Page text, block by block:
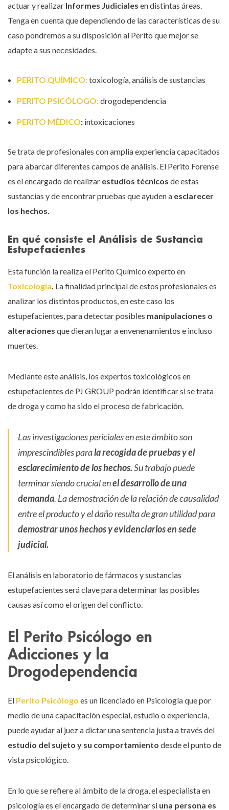
actuar y realizar Informes Judiciales en distintas áreas.
Tenga en cuenta que dependiendo de las características de su
caso pondremos a su disposición al Perito que mejor se
adapte a sus necesidades.
PERITO QUÍMICO:toxicología, análisis de sustancias
PERITO PSICÓLOGO:drogodependencia
PERITO MÉDICO: intoxicaciones
Se trata de profesionales con amplia experiencia capacitados
para abarcar diferentes campos de análisis. El Perito Forense
es el encargado de realizar estudios técnicos de estas
sustancias y de encontrar pruebas que ayuden a esclarecer
los hechos.
En qué consiste el Análisis de Sustancia
Estupefacientes
Esta función la realiza el Perito Químico experto en
Toxicología. La finalidad principal de estos profesionales es
analizar los distintos productos, en este caso los
estupefacientes, para detectar posibles manipulaciones o
alteraciones que dieran lugar a envenenamientos e incluso
muertes.
Mediante este análisis, los expertos toxicológicos en
estupefacientes de PJ GROUP podrán identificar si se trata
de droga y como ha sido el proceso de fabricación.
Las investigaciones periciales en este ámbito son
imprescindibles parala recogida de pruebas y el
esclarecimiento de los hechos.Su trabajo puede
terminar siendo crucial enel desarrollo de una
demanda. La demostración de la relación de causalidad
entre el producto y el daño resulta de gran utilidad para
demostrar unos hechos y evidenciarlos en sede
judicial.
El análisis en laboratorio de fármacos y sustancias
estupefacientes será clave para determinar las posibles
causas así como el origen del conflicto.
El Perito Psicólogo en
Adicciones y la
Drogodependencia
El Perito Psicólogo es un licenciado en Psicología que por
medio de una capacitación especial, estudio o experiencia,
puede ayudar al juez a dictar una sentencia justa a través del
estudio del sujeto y su comportamiento desde el punto de
vista psicológico.
En lo que se refiere al ámbito de la droga, el especialista en
psicología es el encargado de determinar si una persona es